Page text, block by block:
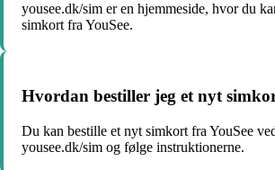
yousee.dk/sim er en hjemmeside, hvor du
simkort fra YouSee.
Hvordan bestiller jeg et nyt
Du kan bestille et nyt simkort fra YouSee
yousee.dk/sim og følge instruktionerne.